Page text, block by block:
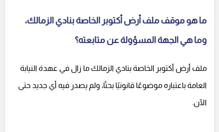
ما هو موقف ملف أرض أكتوبر الخاصة بنادي الزمالك،
وما هي الجهة المسؤولة عن متابعته؟
ملف أرض أكتوبر الخاصة بنادي الزمالك ما زال في عهدة النيابة
العامة باعتباره موضوعًا قانونيًا بحتًا، ولم يصدر فيه أي جديد حتى
الآن.